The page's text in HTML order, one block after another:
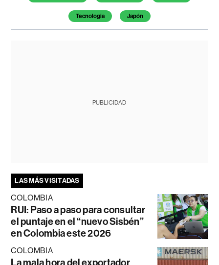
Tecnologia Japón
PUBLICIDAD
LAS MÁS VISITADAS
COLOMBIA
RUI: Paso a paso para consultar
el puntaje en el “nuevo Sisbén”
en Colombia este 2026
COLOMBIA
La mala hora del exportador